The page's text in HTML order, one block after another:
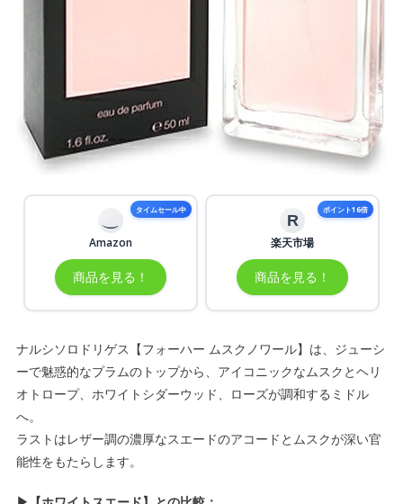
タイムセール中
Amazon
商品を見る！
ポイント16倍
R
楽天市場
商品を見る！
ナルシソロドリゲス【フォーハー ムスクノワール】は、ジューシ
ーで魅惑的なプラムのトップから、アイコニックなムスクとヘリ
オトロープ、ホワイトシダーウッド、ローズが調和するミドル
へ。
ラストはレザー調の濃厚なスエードのアコードとムスクが深い官
能性をもたらします。